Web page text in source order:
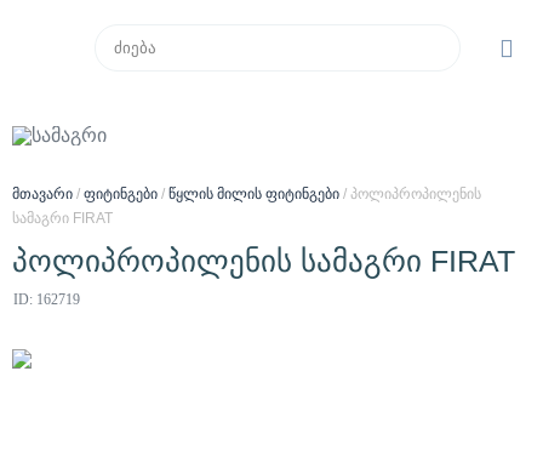
მთავარი / ფიტინგები / წყლის მილის ფიტინგები / პოლიპროპილენის
სამაგრი FIRAT
პოლიპროპილენის სამაგრი FIRAT
ID: 162719